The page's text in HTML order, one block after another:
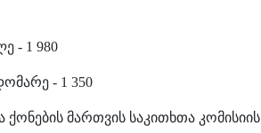
- 1 980
- 1 350
ქონების მართვის საკითხთა კომისიის